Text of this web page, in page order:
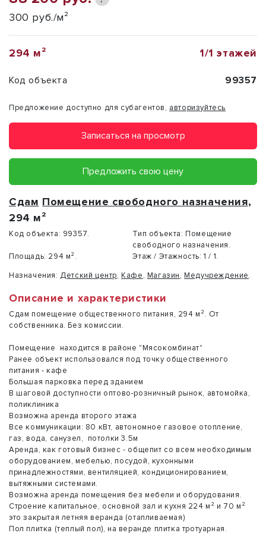
300 руб./м²
294 м² 1/1 этажей
Код объекта 99357
Предложение доступно для субагентов, авторизуйтесь
Записаться на просмотр
Предложить свою цену
Сдам Помещение свободного назначения,
294 м²
Код объекта: 99357. Тип объекта: Помещение
свободного назначения.
Площадь: 294 м². Этаж / Этажность: 1 / 1.
Назначения: Детский центр, Кафе, Магазин, Медучреждение.
Описание и характеристики
Сдам помещение общественного питания, 294 м². От
собственника. Без комиссии.
Помещение находится в районе "Мясокомбинат"
Ранее объект использовался под точку общественного
питания - кафе
Большая парковка перед зданием
В шаговой доступности оптово-розничный рынок, автомойка,
поликлиника
Возможна аренда второго этажа
Все коммуникации: 80 кВт, автономное газовое отопление,
газ, вода, санузел, потолки 3.5м
Аренда, как готовый бизнес - общепит со всем необходимым
оборудованием, мебелью, посудой, кухонными
принадлежностями, вентиляцией, кондиционированием,
вытяжными системами.
Возможна аренда помещения без мебели и оборудования.
Строение капитальное, основной зал и кухня 224 м² и 70 м²
это закрытая летняя веранда (отапливаемая)
Пол плитка (теплый пол), на веранде плитка тротуарная.